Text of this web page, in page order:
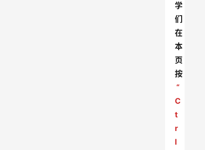
学
们
在
本
页
按
“
C
t
r
l